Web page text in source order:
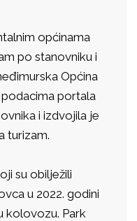
općinama
po stanovniku i
Općina
portala
i izdvojila je
turizam.
su obilježili
u 2022. godini
kolovozu. Park